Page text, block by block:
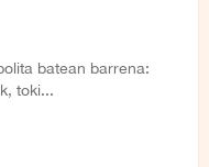
batean barrena:
toki...